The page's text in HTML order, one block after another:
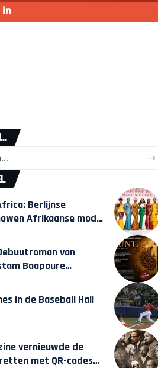
Berlijnse
Afrikaanse mode
van
Baapoure
in de Baseball Hall
vernieuwde de
met QR-codes